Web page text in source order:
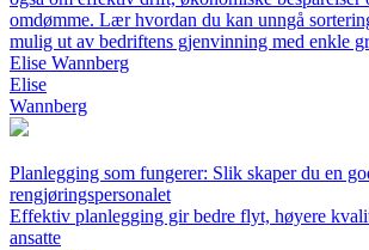
omdømme. Lær hvordan du kan unngå
mulig ut av bedriftens gjenvinning med enkle
Elise Wannberg
Elise
Wannberg
Planlegging som fungerer: Slik skaper du en
rengjøringspersonalet
Effektiv planlegging gir bedre flyt, høyere
ansatte